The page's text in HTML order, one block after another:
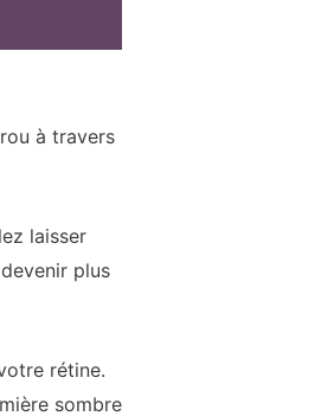
à travers
laisser
plus
rétine.
sombre